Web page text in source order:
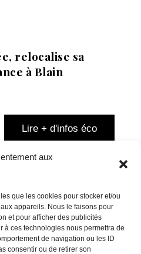
aux
que les cookies pour stocker et/ou
appareils. Nous le faisons pour
et pour afficher des publicités
à ces technologies nous permettra de
de navigation ou les ID
consentir ou de retirer son
relocalise sa
à Blain
Lire + d'infos éco